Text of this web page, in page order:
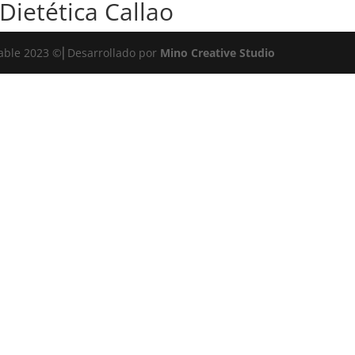
Callao
2023 ©⎜Desarrollado por Mino Creative Studio